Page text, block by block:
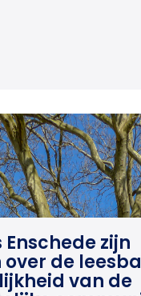
zijn
de
van de